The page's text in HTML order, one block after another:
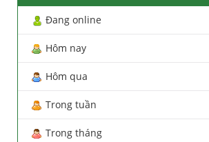
Đang online
Hôm nay
Hôm qua
Trong tuần
Trong tháng